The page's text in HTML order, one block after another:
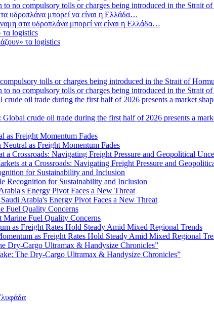
to no compulsory tolls or charges being introduced in the Strait
στα υδροπλάνα μπορεί να είναι η Ελλάδα…
τα logistics
to no compulsory tolls or charges being introduced in the Strait
crude oil trade during the first half of 2026 presents a
as Freight Momentum Fades
at a Crossroads: Navigating Freight Pressure and
Recognition for Sustainability and Inclusion
Arabia's Energy Pivot Faces a New Threat
Marine Fuel Quality Concerns
as Freight Rates Hold Steady Amid Mixed Regional
The Dry‑Cargo Ultramax & Handysize Chronicles”